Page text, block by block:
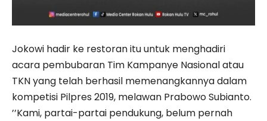
Jokowi hadir ke restoran itu untuk menghadiri
acara pembubaran Tim Kampanye Nasional atau
TKN yang telah berhasil memenangkannya dalam
kompetisi Pilpres 2019, melawan Prabowo Subianto.
’’Kami, partai-partai pendukung, belum pernah